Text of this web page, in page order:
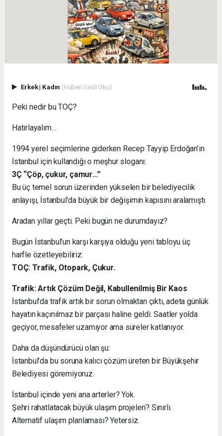
Erkek| Kadın (Haberi Sesli Oku)
Peki nedir bu TOÇ?
Hatırlayalım…
1994 yerel seçimlerine giderken Recep Tayyip Erdoğan’ın
İstanbul için kullandığı o meşhur sloganı:
3Ç “Çöp, çukur, çamur…”
Bu üç temel sorun üzerinden yükselen bir belediyecilik
anlayışı, İstanbul’da büyük bir değişimin kapısını aralamıştı.
Aradan yıllar geçti. Peki bugün ne durumdayız?
Bugün İstanbul’un karşı karşıya olduğu yeni tabloyu üç
harfle özetleyebiliriz:
TOÇ: Trafik, Otopark, Çukur.
Trafik: Artık Çözüm Değil, Kabullenilmiş Bir Kaos
İstanbul’da trafik artık bir sorun olmaktan çıktı, adeta günlük
hayatın kaçınılmaz bir parçası haline geldi. Saatler yolda
geçiyor, mesafeler uzamıyor ama süreler katlanıyor.
Daha da düşündürücü olan şu:
İstanbul’da bu soruna kalıcı çözüm üreten bir Büyükşehir
Belediyesi göremiyoruz.
İstanbul içinde yeni ana arterler? Yok.
Şehri rahatlatacak büyük ulaşım projeleri? Sınırlı.
Alternatif ulaşım planlaması? Yetersiz.